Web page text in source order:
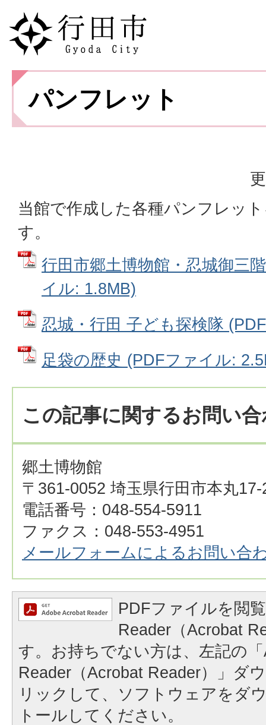
パンフレット
当館で作成した各種パンフレッ
す。
行田市郷土博物館・忍城御三
イル: 1.8MB)
忍城・行田 子ども探検隊
足袋の歴史 (PDFファイル:
この記事に関するお問い
郷土博物館
〒361-0052 埼玉県行田市本丸17-
電話番号：048-554-5911
ファクス：048-553-4951
メールフォームによるお問い合
PDFファイルを閲
Reader（Acrobat
す。お持ちでない方は、左記の
Reader（Acrobat Reader）」ダ
リックして、ソフトウェアをダ
トールしてください。